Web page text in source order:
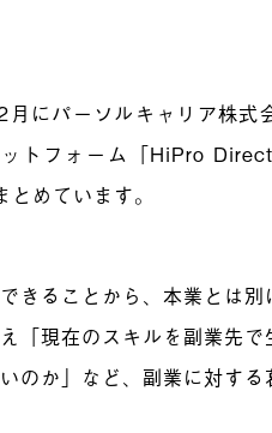
にパーソルキャリア株式
トフォーム「HiPro
めています。
きることから、本業とは
「現在のスキルを副業先
のか」など、副業に対す